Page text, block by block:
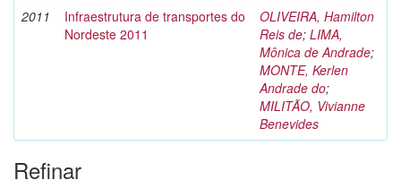
2011
Infraestrutura de transportes do
Nordeste 2011
OLIVEIRA, Hamilton
Reis de; LIMA,
Mônica de Andrade;
MONTE, Kerlen
Andrade do;
MILITÃO, Vivianne
Benevides
Refinar